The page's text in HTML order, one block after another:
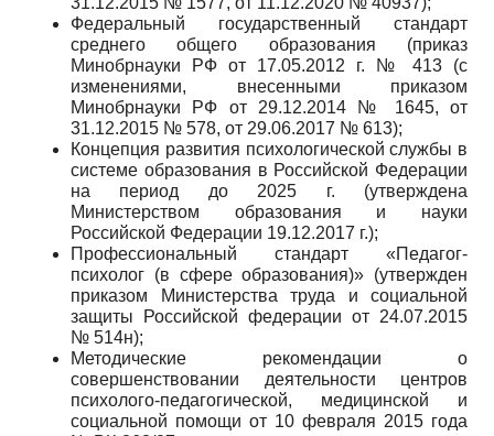
Федеральный государственный стандарт
среднего общего образования (приказ
Минобрнауки РФ от 17.05.2012 г. № 413 (с
изменениями, внесенными приказом
Минобрнауки РФ от 29.12.2014 № 1645, от
31.12.2015 № 578, от 29.06.2017 № 613);
Концепция развития психологической службы в
системе образования в Российской Федерации
на период до 2025 г. (утверждена
Министерством образования и науки
Российской Федерации 19.12.2017 г.);
Профессиональный стандарт «Педагог-
психолог (в сфере образования)» (утвержден
приказом Министерства труда и социальной
защиты Российской федерации от 24.07.2015
№ 514н);
Методические рекомендации о
совершенствовании деятельности центров
психолого-педагогической, медицинской и
социальной помощи от 10 февраля 2015 года